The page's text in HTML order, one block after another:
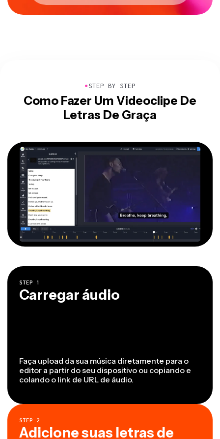
●STEP BY STEP
Como Fazer Um Videoclipe De
Letras De Graça
STEP 1
Carregar áudio
Faça upload da sua música diretamente para o
editor a partir do seu dispositivo ou copiando e
colando o link de URL de áudio.
STEP 2
Adicione suas letras de